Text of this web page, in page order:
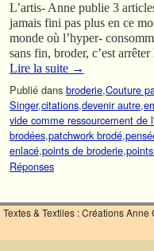
L’artis- Anne publie 3
jamais fini pas plus en ce
monde où l’hyper-
sans fin, broder, c’est
Lire la suite →
Publié dans broderie,Couture
Singer,citations,devenir autre,
vide comme ressourcement de
brodées,patchwork brodé,
enlacé,points de broderie,
Réponses
Textes & Textiles : Créations Anne